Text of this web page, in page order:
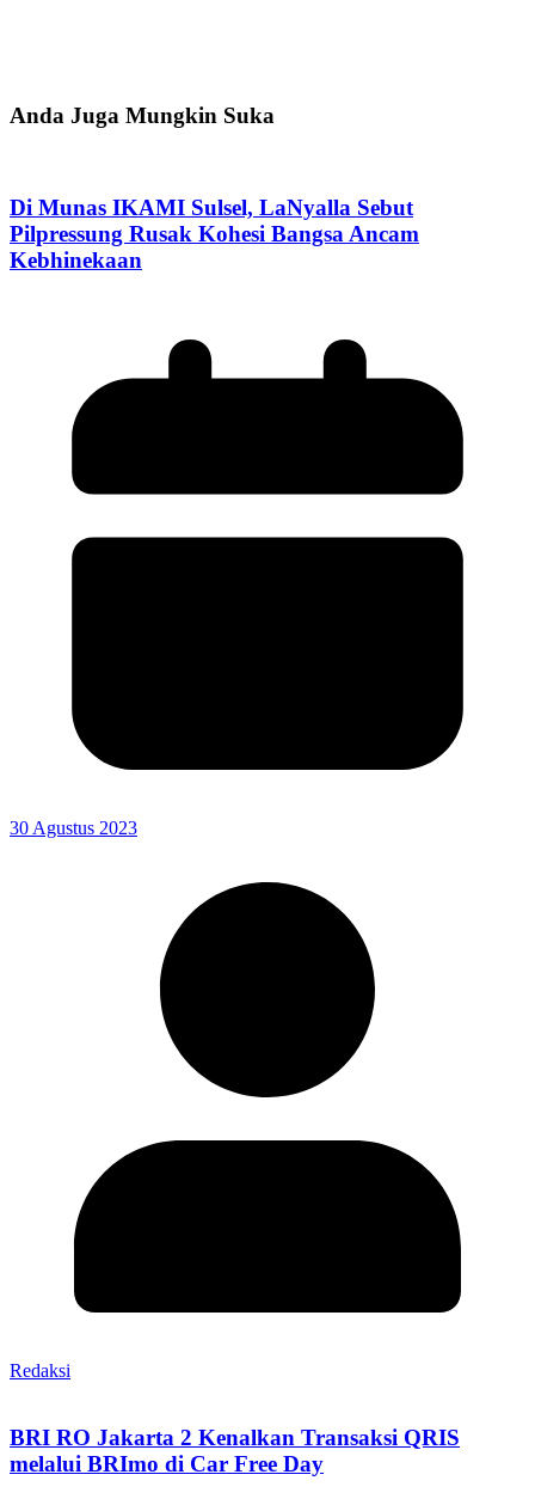
Anda Juga Mungkin Suka
Di Munas IKAMI Sulsel, LaNyalla Sebut
Pilpressung Rusak Kohesi Bangsa Ancam
Kebhinekaan
30 Agustus 2023
Redaksi
BRI RO Jakarta 2 Kenalkan Transaksi QRIS
melalui BRImo di Car Free Day